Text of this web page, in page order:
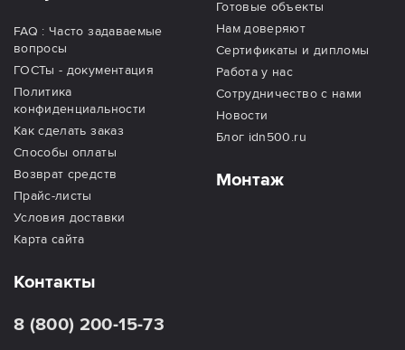
FAQ : Часто задаваемые
вопросы
ГОСТы - документация
Политика
конфиденциальности
Как сделать заказ
Способы оплаты
Возврат средств
Прайс-листы
Условия доставки
Карта сайта
Готовые объекты
Нам доверяют
Сертификаты и дипломы
Работа у нас
Сотрудничество с нами
Новости
Блог idn500.ru
Монтаж
Контакты
8 (800) 200-15-73